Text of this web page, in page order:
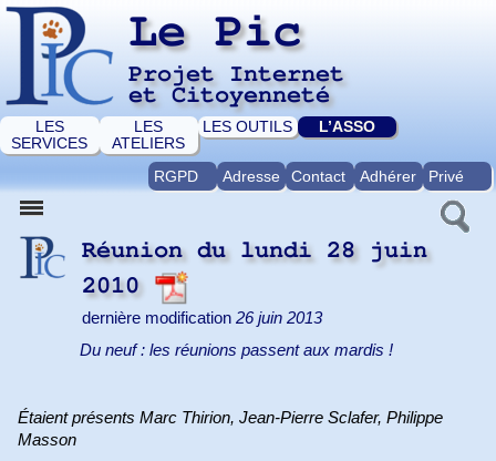
Le Pic
Projet Internet
et Citoyenneté
LES
SERVICES
LES
ATELIERS
LES OUTILS L’ASSO
RGPD Adresse Contact Adhérer Privé
Réunion du lundi 28 juin
2010
dernière modification 26 juin 2013
Du neuf : les réunions passent aux mardis !
Étaient présents Marc Thirion, Jean-Pierre Sclafer, Philippe
Masson